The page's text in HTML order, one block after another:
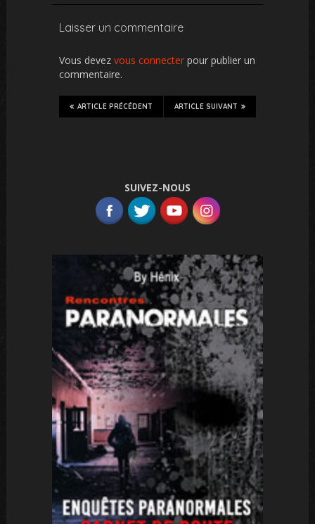
Laisser un commentaire
Vous devez vous connecter pour publier un
commentaire.
ARTICLE SUIVANT
ARTICLE PRÉCÉDENT
SUIVEZ-NOUS